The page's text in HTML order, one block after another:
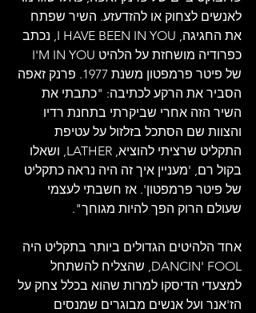
לאנשים לצחוק או להזדעזע. השיר שפתח
את החגיגה, I HAVE BEEN IN YOU, נכתב
של פיטר פרמפטון משנת 1977. פרנק זאפה
הסביר את הרקע לכתיבה: "כתבתי את
השיר הזה אחרי שביקרתי בתחנת רדיו
והצוות שם הסתכל בזלזול על עטיפת
התקליט שרציתי להוציא, LATHER, ושאלו
בקול רם, 'מעניין איך זה היה נראה כתקליט
של פיטר פרמפטון'. אז חשבתי לעצמי
שעולם הרוק הפך להיות מגוחך".
אחד הלהיטים הגדולים ביותר בתקליט היה
DANCIN' FOOL, שהצליח להשתחל
למצעדי הדיסקו למרות שהוא בכלל צחק על
הז'אנר ועל אנשים מבוגרים שמנסים